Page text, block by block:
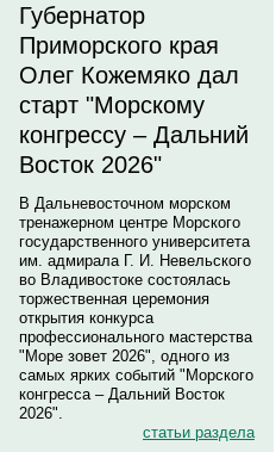
Губернатор
Приморского края
Олег Кожемяко дал
старт "Морскому
конгрессу – Дальний
Восток 2026"
В Дальневосточном морском
тренажерном центре Морского
государственного университета
им. адмирала Г. И. Невельского
во Владивостоке состоялась
торжественная церемония
открытия конкурса
профессионального мастерства
"Море зовет 2026", одного из
самых ярких событий "Морского
конгресса – Дальний Восток
2026".
статьи раздела